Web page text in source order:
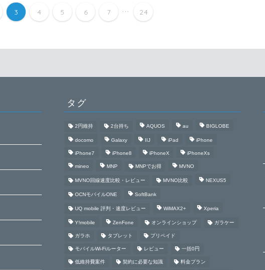
3 4 5 6 7 ... 24
タグ
2円維持 2台持ち AQUOS au BIGLOBE
docomo Galaxy IIJ iPad iPhone
iPhone7 iPhone8 iPhoneX iPhoneXs
mineo MNP MNPでお得 MVNO
MVNO回線速度比較・レビュー MVNO比較 NEXUS5
OCNモバイルONE SoftBank
UQ mobile 評判・速度レビュー WiMAX2+ Xperia
Y!mobile ZenFone オンラインショップ ガラケー
ガラホ タブレット プリペイド
モバイルWi-Fiルーター レビュー 一括0円
低維持費案件 契約に必要な知識 料金プラン